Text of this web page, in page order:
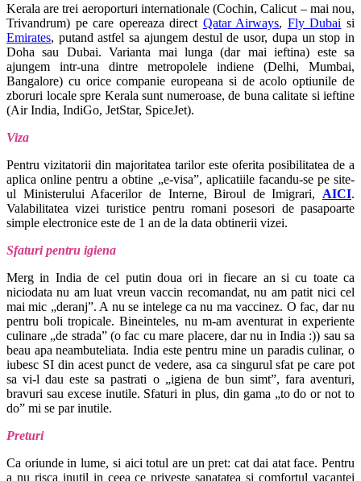
Kerala are trei aeroporturi internationale (Cochin, Calicut – mai nou,
Trivandrum) pe care opereaza direct Qatar Airways, Fly Dubai si
Emirates, putand astfel sa ajungem destul de usor, dupa un stop in
Doha sau Dubai. Varianta mai lunga (dar mai ieftina) este sa
ajungem intr-una dintre metropolele indiene (Delhi, Mumbai,
Bangalore) cu orice companie europeana si de acolo optiunile de
zboruri locale spre Kerala sunt numeroase, de buna calitate si ieftine
(Air India, IndiGo, JetStar, SpiceJet).
Viza
Pentru vizitatorii din majoritatea tarilor este oferita posibilitatea de a
aplica online pentru a obtine „e-visa”, aplicatiile facandu-se pe site-
ul Ministerului Afacerilor de Interne, Biroul de Imigrari, AICI.
Valabilitatea vizei turistice pentru romani posesori de pasapoarte
simple electronice este de 1 an de la data obtinerii vizei.
Sfaturi pentru igiena
Merg in India de cel putin doua ori in fiecare an si cu toate ca
niciodata nu am luat vreun vaccin recomandat, nu am patit nici cel
mai mic „deranj”. A nu se intelege ca nu ma vaccinez. O fac, dar nu
pentru boli tropicale. Bineinteles, nu m-am aventurat in experiente
culinare „de strada” (o fac cu mare placere, dar nu in India :)) sau sa
beau apa neambuteliata. India este pentru mine un paradis culinar, o
iubesc SI din acest punct de vedere, asa ca singurul sfat pe care pot
sa vi-l dau este sa pastrati o „igiena de bun simt”, fara aventuri,
bravuri sau excese inutile. Sfaturi in plus, din gama „to do or not to
do” mi se par inutile.
Preturi
Ca oriunde in lume, si aici totul are un pret: cat dai atat face. Pentru
a nu risca inutil in ceea ce priveste sanatatea si comfortul vacantei